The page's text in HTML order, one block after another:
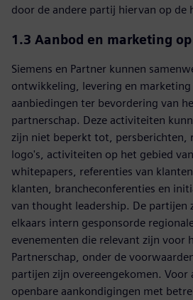
door de andere partij hiervan op de
1.3 Aanbod en marketing
Siemens en Partner kunnen
ontwikkeling, levering en
aanbiedingen ter bevordering van
partnerschap. Deze activiteiten
zijn niet beperkt tot, persberichten,
logo's, activiteiten op het gebied
whitepapers, referenties van
klanten, brancheconferenties en
van thought leadership. De partijen
elkaars intern gesponsorde
evenementen die relevant zijn voor
Partnerschap, onder de
partijen zijn overeengekomen. Voor
openbare aankondigingen met